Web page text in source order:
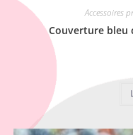
Accessoires
Couverture bleu